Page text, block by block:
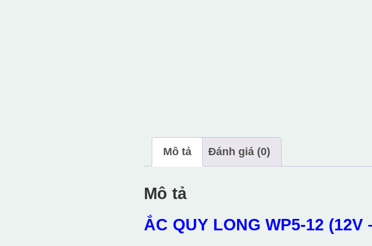
Mô tả Đánh giá (0)
Mô tả
ẮC QUY LONG WP5-12 (12V